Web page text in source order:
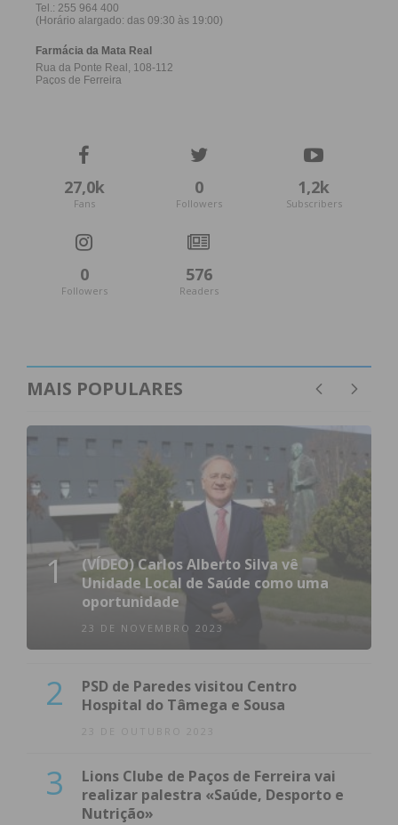
27,0k
Fans
0
Followers
1,2k
Subscribers
0
Followers
576
Readers
MAIS POPULARES
1
(VÍDEO) Carlos Alberto Silva vê
Unidade Local de Saúde como uma
oportunidade
23 DE NOVEMBRO 2023
2
PSD de Paredes visitou Centro
Hospital do Tâmega e Sousa
23 DE OUTUBRO 2023
3
Lions Clube de Paços de Ferreira vai
realizar palestra «Saúde, Desporto e
Nutrição»